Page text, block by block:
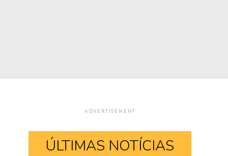
ADVERTISEMENT
ÚLTIMAS NOTÍCIAS